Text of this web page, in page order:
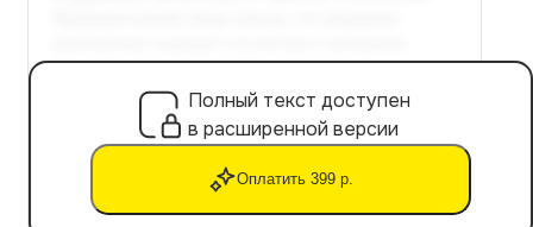
Полный текст доступен
в расширенной версии
Оплатить 399 р.